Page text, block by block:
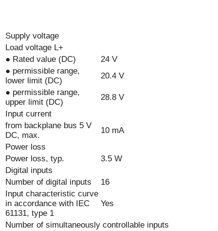
Supply voltage
Load voltage L+
● Rated value (DC)
24 V
● permissible range,
lower limit (DC)
20.4 V
● permissible range,
upper limit (DC)
28.8 V
Input current
from backplane bus 5 V
DC, max.
10 mA
Power loss
Power loss, typ.
3.5 W
Digital inputs
Number of digital inputs
16
Input characteristic curve
in accordance with IEC
61131, type 1
Yes
Number of simultaneously controllable inputs